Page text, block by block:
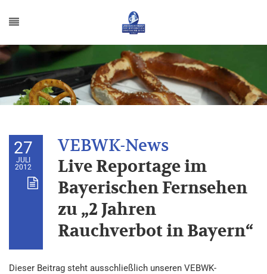
27
JULI
2012
Live Reportage im
Bayerischen Fernsehen
zu „2 Jahren
Rauchverbot in Bayern“
Dieser Beitrag steht ausschließlich unseren VEBWK-